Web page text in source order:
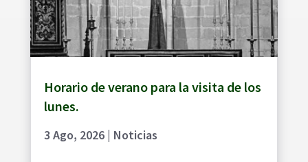
Horario de verano para la visita de los
lunes.
3 Ago, 2026| Noticias